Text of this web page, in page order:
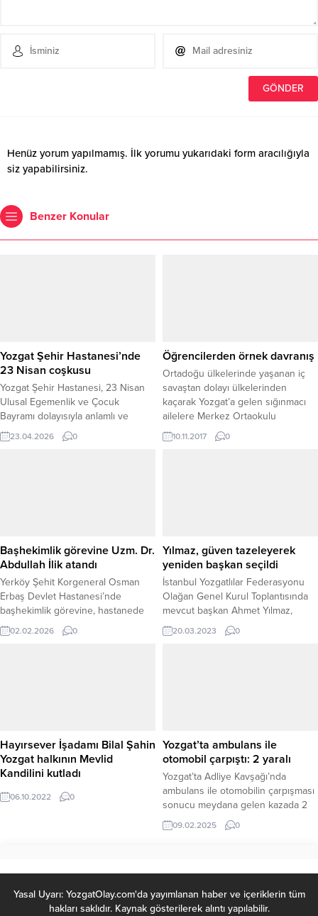
Henüz yorum yapılmamış. İlk yorumu yukarıdaki form aracılığıyla
siz yapabilirsiniz.
Benzer Konular
Yozgat Şehir Hastanesi’nde
23 Nisan coşkusu
Yozgat Şehir Hastanesi, 23 Nisan
Ulusal Egemenlik ve Çocuk
Bayramı dolayısıyla anlamlı ve
duygu dolu bir etkinliğe ev sahipliği
yaptı. Hastanede tedavi gören
onların yüzlerinde büyük
mutluluklara...
23.04.2026 0
Öğrencilerden örnek davranış
Ortadoğu ülkelerinde yaşanan iç
savaştan dolayı ülkelerinden
kaçarak Yozgat’a gelen sığınmacı
ailelere Merkez Ortaokulu
öğrencileri gıda, giyecek ve
yakacak yardımında bulunarak
10.11.2017 0
Başhekimlik görevine Uzm. Dr.
Abdullah İlik atandı
Yerköy Şehit Korgeneral Osman
Erbaş Devlet Hastanesi’nde
başhekimlik görevine, hastanede
görev yapan başarılı Dahiliye
Uzmanı Uzm. Dr. Abdullah İlik
önce hastane bünyesinde başarılı...
02.02.2026 0
Yılmaz, güven tazeleyerek
yeniden başkan seçildi
İstanbul Yozgatlılar Federasyonu
Olağan Genel Kurul Toplantısında
mevcut başkan Ahmet Yılmaz,
güven tazeleyerek yeniden
Federasyon Genel Başkanlığı
20.03.2023 0
Hayırsever İşadamı Bilal Şahin
Yozgat halkının Mevlid
Kandilini kutladı
06.10.2022 0
Yozgat’ta ambulans ile
otomobil çarpıştı: 2 yaralı
Yozgat’ta Adliye Kavşağı’nda
ambulans ile otomobilin çarpışması
sonucu meydana gelen kazada 2
kişi yaralandı. Edinilen bilgilere
göre, B.G. yönetimindeki
Adliye Kavşağı’nda K.Ş.
idaresindeki 66 AD 404 plakalı
otomobille çarpıştı. Çarpışmanın
09.02.2025 0
Yasal Uyarı: YozgatOlay.com'da yayımlanan haber ve içeriklerin tüm
hakları saklıdır. Kaynak gösterilerek alıntı yapılabilir.